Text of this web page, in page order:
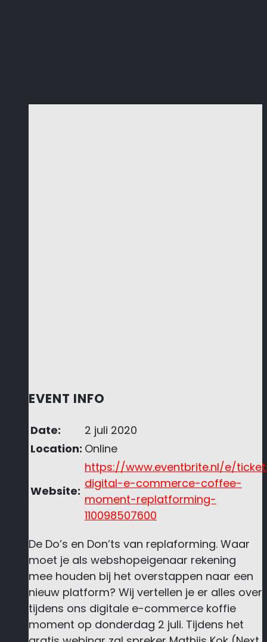
EVENT INFO
Date:
2 juli 2020
Location: Online
Website:
https://www.eventbrite.nl/e/
digital-e-commerce-coffee-
moment-replatforming-
110098507600
De Do’s en Don’ts van replaforming. Waar
moet je als webshopeigenaar rekening
mee houden bij het overstappen naar een
nieuw platform? Wij vertellen je er alles over
tijdens ons digitale e-commerce koffie
moment op donderdag 2 juli. Tijdens het